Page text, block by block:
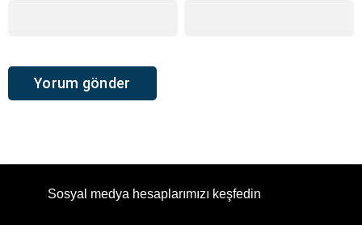
Sosyal medya hesaplarımızı keşfedin